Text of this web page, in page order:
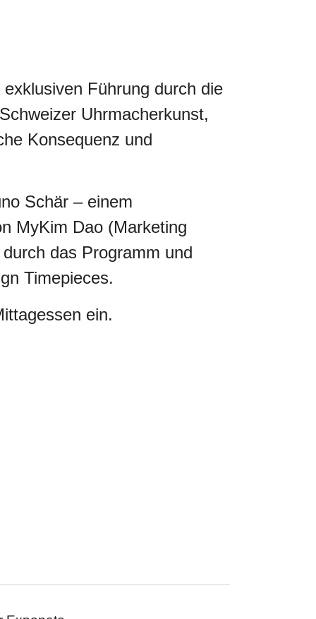
Führung durch die
Uhrmacherkunst,
Konsequenz und
Schär – einem
MyKim Dao (Marketing
das Programm und
Timepieces.
ein.